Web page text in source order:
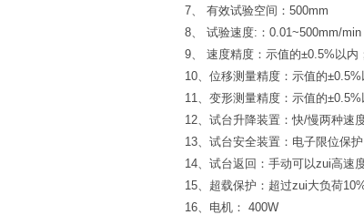
7、 有效试验空间：500mm
8、 试验速度:：0.01~500mm/min
9、 速度精度：示值的±0.5%以内
10、位移测量精度：示值的±0.5%
11、变形测量精度：示值的±0.5%
12、试台升降装置：快/慢两种速
13、试台安全装置：电子限位保护
14、试台返回：手动可以zui高速
15、超载保护：超过zui大负荷
16、电机： 400W